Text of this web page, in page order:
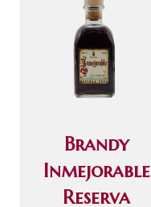
Brandy
Inmejorable
Reserva